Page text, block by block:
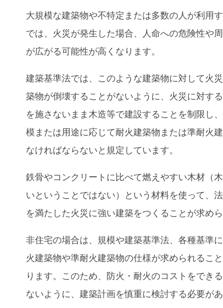
大規模な建築物や不特定または多数の人が利用
では、火災が発生した場合、人命への危険性や
が広がる可能性が高くなります。
建築基準法では、このような建築物に対して火
築物が倒壊することがないように、火災に対す
を施さないまま木造等で建設することを制限し
模または用途に応じて耐火建築物または準耐火
なければならないと規定しています。
鉄骨やコンクリートに比べて燃えやすい木材（
いということではない）という材料を使って、
を満たした火災に強い建築をつくることが求め
非住宅の場合は、規模や建築基準法、各種基準
火建築物や準耐火建築物の仕様が求められるこ
ります。このため、防火・耐火のコストをでき
ないように、建築計画を慎重に検討する必要が